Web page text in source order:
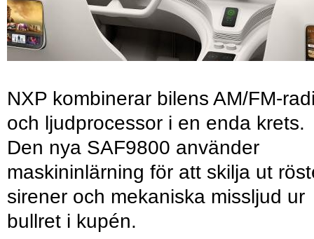
NXP kombinerar bilens AM/FM-
och ljudprocessor i en enda krets.
Den nya SAF9800 använder
maskininlärning för att skilja ut
sirener och mekaniska missljud ur
bullret i kupén.